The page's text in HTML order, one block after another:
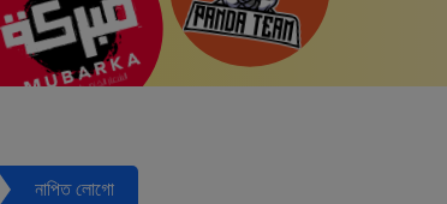
নাপিত লোগো